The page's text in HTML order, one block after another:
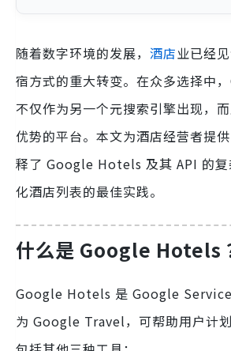
随着数字环境的发展， 酒店业已经
宿方式的重大转变。在众多选择中
不仅作为另一个元搜索引擎出现，
优势的平台。本文为酒店经营者提
释了 Google Hotels 及其 API 的复
化酒店列表的最佳实践。
什么是 Google Hotels
Google Hotels 是 Google
为 Google Travel，可帮助用户计